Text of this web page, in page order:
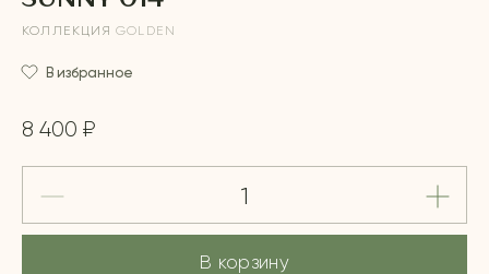
КОЛЛЕКЦИЯ GOLDEN
В избранное
8 400 ₽
В корзину